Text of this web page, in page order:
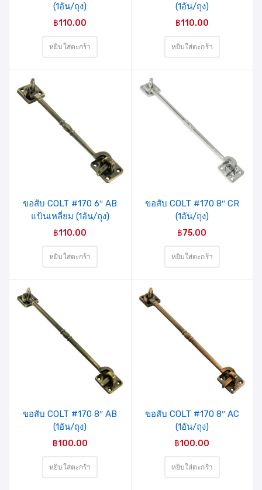
(1อัน/ถุง)
฿110.00
หยิบใส่ตะกร้า
(1อัน/ถุง)
฿110.00
หยิบใส่ตะกร้า
ขอสับ COLT #170 6″ AB
แป้นเหลี่ยม (1อัน/ถุง)
฿110.00
หยิบใส่ตะกร้า
ขอสับ COLT #170 8″ CR
(1อัน/ถุง)
฿75.00
หยิบใส่ตะกร้า
ขอสับ COLT #170 8″ AB
(1อัน/ถุง)
฿100.00
หยิบใส่ตะกร้า
ขอสับ COLT #170 8″ AC
(1อัน/ถุง)
฿100.00
หยิบใส่ตะกร้า